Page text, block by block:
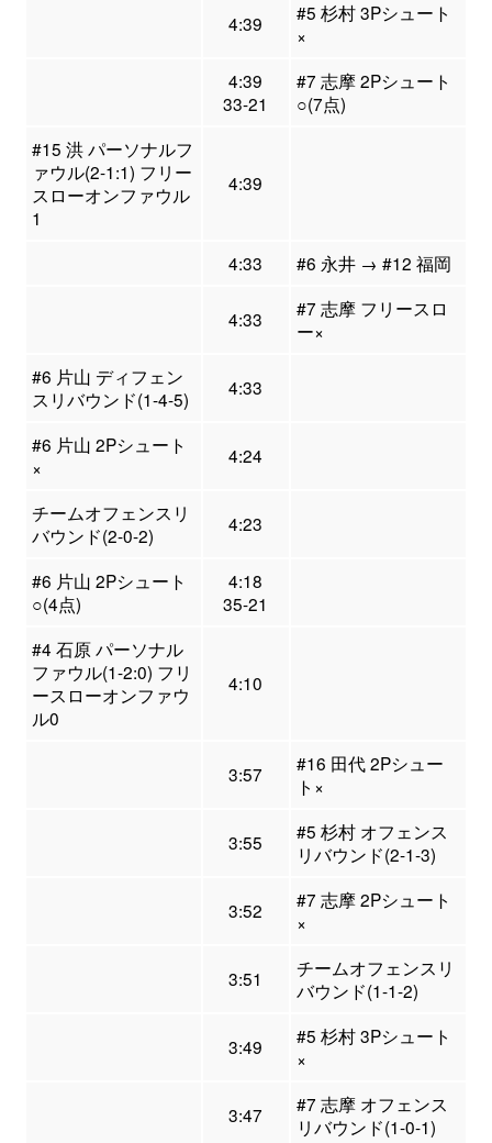
4:39
#5 杉村 3Pシュート
×
4:39
33-21
#7 志摩 2Pシュート
○(7点)
#15 洪 パーソナルフ
ァウル(2-1:1) フリー
スローオンファウル
1
4:39
4:33 #6 永井 → #12 福岡
4:33
#7 志摩 フリースロ
ー×
#6 片山 ディフェン
スリバウンド(1-4-5)
4:33
#6 片山 2Pシュート
×
4:24
チームオフェンスリ
バウンド(2-0-2)
4:23
#6 片山 2Pシュート
○(4点)
4:18
35-21
#4 石原 パーソナル
ファウル(1-2:0) フリ
ースローオンファウ
ル0
4:10
3:57
#16 田代 2Pシュー
ト×
3:55
#5 杉村 オフェンス
リバウンド(2-1-3)
3:52
#7 志摩 2Pシュート
×
3:51
チームオフェンスリ
バウンド(1-1-2)
3:49
#5 杉村 3Pシュート
×
3:47
#7 志摩 オフェンス
リバウンド(1-0-1)